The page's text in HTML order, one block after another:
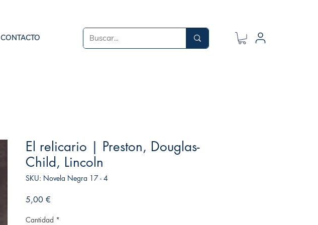
CONTACTO
El relicario | Preston, Douglas-
Child, Lincoln
SKU: Novela Negra 17 - 4
5,00 €
Cantidad *